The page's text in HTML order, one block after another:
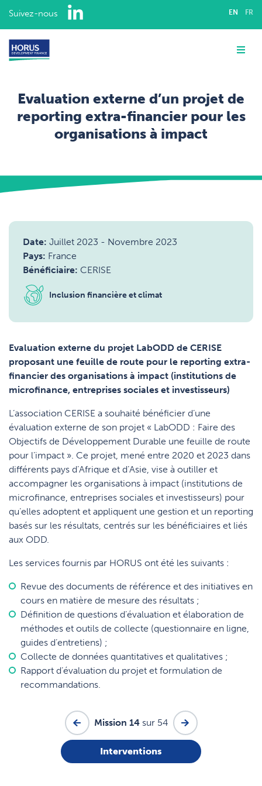
Suivez-nous LinkedIn EN FR
Evaluation externe d’un projet de
reporting extra-financier pour les
organisations à impact
Inclusion financière
Date: Juillet 2023 - Novembre 2023
Pays: France
Bénéficiaire: CERISE
Inclusion financière et climat
Evaluation externe du projet LabODD de CERISE
proposant une feuille de route pour le reporting extra-
financier des organisations à impact (institutions de
microfinance, entreprises sociales et investisseurs)
L’association CERISE a souhaité bénéficier d’une
évaluation externe de son projet « LabODD : Faire des
Objectifs de Développement Durable une feuille de route
pour l’impact ». Ce projet, mené entre 2020 et 2023 dans
différents pays d’Afrique et d’Asie, vise à outiller et
accompagner les organisations à impact (institutions de
microfinance, entreprises sociales et investisseurs) pour
qu’elles adoptent et appliquent une gestion et un reporting
basés sur les résultats, centrés sur les bénéficiaires et liés
aux ODD.
Les services fournis par HORUS ont été les suivants :
Revue des documents de référence et des initiatives en
cours en matière de mesure des résultats ;
Définition de questions d’évaluation et élaboration de
méthodes et outils de collecte (questionnaire en ligne,
guides d’entretiens) ;
Collecte de données quantitatives et qualitatives ;
Rapport d’évaluation du projet et formulation de
recommandations.
Mission 14sur 54
Interventions
INTERVENTIONS
CARRIÈRES